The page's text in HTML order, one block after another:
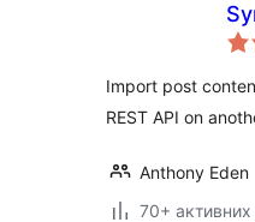
Import post
REST API on
Anthony Eden
70+